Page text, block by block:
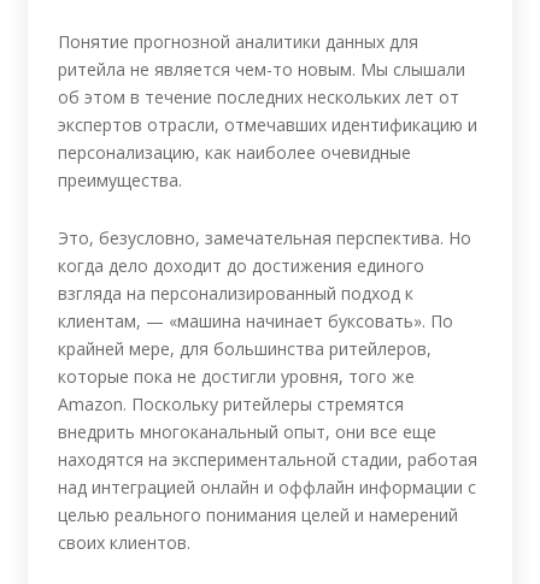
Понятие прогнозной аналитики данных для
ритейла не является чем-то новым. Мы слышали
об этом в течение последних нескольких лет от
экспертов отрасли, отмечавших идентификацию и
персонализацию, как наиболее очевидные
преимущества.
Это, безусловно, замечательная перспектива. Но
когда дело доходит до достижения единого
взгляда на персонализированный подход к
клиентам, — «машина начинает буксовать». По
крайней мере, для большинства ритейлеров,
которые пока не достигли уровня, того же
Amazon. Поскольку ритейлеры стремятся
внедрить многоканальный опыт, они все еще
находятся на экспериментальной стадии, работая
над интеграцией онлайн и оффлайн информации с
целью реального понимания целей и намерений
своих клиентов.